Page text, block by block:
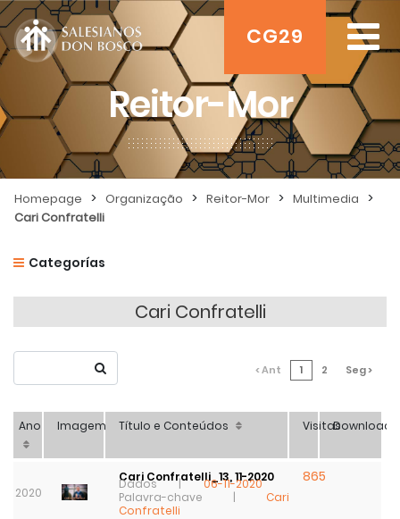
CG29
Reitor-Mor
Homepage > Organização > Reitor-Mor > Multimedia >
Cari Confratelli
Categorías
Cari Confratelli
< Ant 1 2 Seg >
Ano Imagem Título e Conteúdos VisitasDownload
2020
Cari Confratelli_13, 11-2020
Dados |06-11-2020
Palavra-chave | Cari
Confratelli
865